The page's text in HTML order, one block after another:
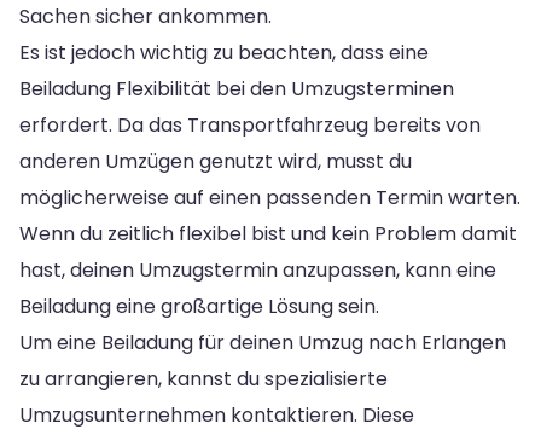
Sachen sicher ankommen.
Es ist jedoch wichtig zu beachten, dass eine
Beiladung Flexibilität bei den Umzugsterminen
erfordert. Da das Transportfahrzeug bereits von
anderen Umzügen genutzt wird, musst du
möglicherweise auf einen passenden Termin warten.
Wenn du zeitlich flexibel bist und kein Problem damit
hast, deinen Umzugstermin anzupassen, kann eine
Beiladung eine großartige Lösung sein.
Um eine Beiladung für deinen Umzug nach Erlangen
zu arrangieren, kannst du spezialisierte
Umzugsunternehmen kontaktieren. Diese